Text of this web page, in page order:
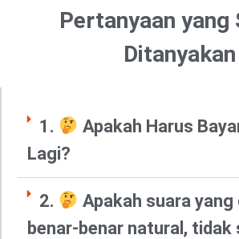
Pertanyaan yang
Ditanyakan
1.
Apakah Harus
Lagi?
2.
Apakah suara yang
benar-benar natural, tidak